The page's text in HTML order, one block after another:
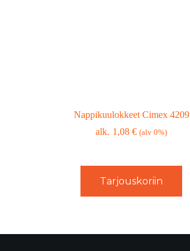
Nappikuulokkeet Cimex 4209
1,08€ (alv 0%)
Tarjouskoriin